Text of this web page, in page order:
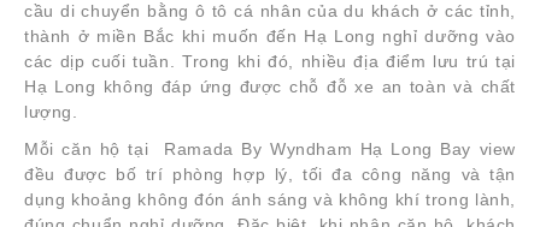
cầu di chuyển bằng ô tô cá nhân của du khách ở các tỉnh,
thành ở miền Bắc khi muốn đến Hạ Long nghỉ dưỡng vào
các dịp cuối tuần. Trong khi đó, nhiều địa điểm lưu trú tại
Hạ Long không đáp ứng được chỗ đỗ xe an toàn và chất
lượng.
Mỗi căn hộ tại Ramada By Wyndham Hạ Long Bay view
đều được bố trí phòng hợp lý, tối đa công năng và tận
dụng khoảng không đón ánh sáng và không khí trong lành,